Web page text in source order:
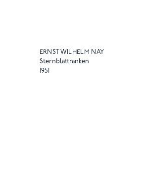
ERNST WILHELM NAY
Sternblattranken
1951